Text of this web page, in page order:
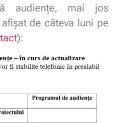
audiențe, mai jos
de câteva luni pe
):